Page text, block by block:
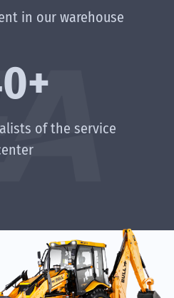
in our warehouse
of the service